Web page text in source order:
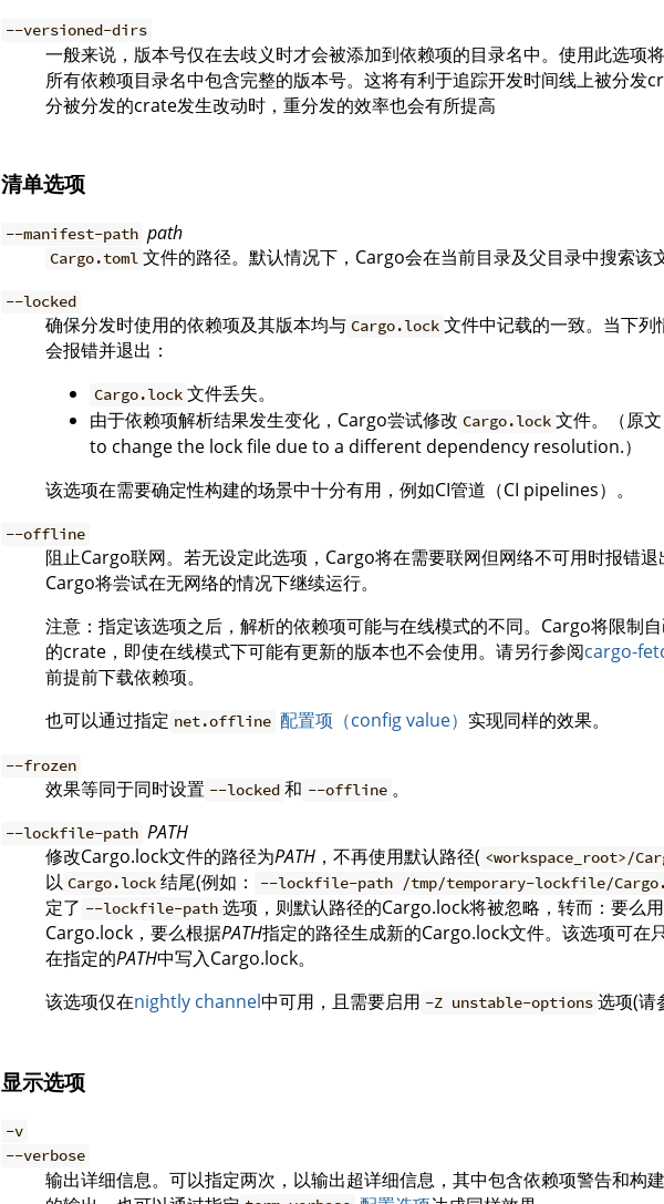
--versioned-dirs
一般来说，版本号仅在去歧义时才会被添加到依赖项的目录名中。使用此选项
所有依赖项目录名中包含完整的版本号。这将有利于追踪开发时间线上被分发
分被分发的crate发生改动时，重分发的效率也会有所提高
清单选项
--manifest-path path
Cargo.toml 文件的路径。默认情况下，Cargo会在当前目录及父目录中搜索该
--locked
确保分发时使用的依赖项及其版本均与 Cargo.lock 文件中记载的一致。当下
会报错并退出：
Cargo.lock 文件丢失。
由于依赖项解析结果发生变化，Cargo尝试修改 Cargo.lock 文件。（原
to change the lock file due to a different dependency resolution.）
该选项在需要确定性构建的场景中十分有用，例如CI管道（CI pipelines）。
--offline
阻止Cargo联网。若无设定此选项，Cargo将在需要联网但网络不可用时报错退
Cargo将尝试在无网络的情况下继续运行。
注意：指定该选项之后，解析的依赖项可能与在线模式的不同。Cargo将限制
的crate，即使在线模式下可能有更新的版本也不会使用。请另行参阅cargo-
前提前下载依赖项。
也可以通过指定 net.offline 配置项（config value） 实现同样的效果。
--frozen
效果等同于同时设置 --locked 和 --offline 。
--lockfile-path PATH
修改Cargo.lock文件的路径为PATH ，不再使用默认路径( <workspace_root>/
以 Cargo.lock 结尾(例如： --lockfile-path /tmp/temporary-lockfile/
定了 --lockfile-path 选项，则默认路径的Cargo.lock将被忽略，转而：要么用
Cargo.lock，要么根据PATH指定的路径生成新的Cargo.lock文件。该选项可在
在指定的PATH中写入Cargo.lock。
该选项仅在nightly channel中可用，且需要启用 -Z unstable-options 选项(
显示选项
-v
--verbose
输出详细信息。可以指定两次，以输出超详细信息，其中包含依赖项警告和构